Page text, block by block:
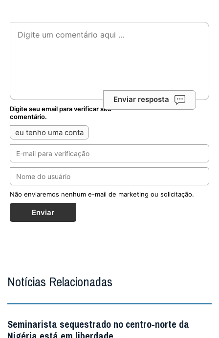
Enviar resposta
Digite seu email para verificar seu
comentário.
eu tenho uma conta
Não enviaremos nenhum e-mail de marketing ou solicitação.
Enviar
Notícias Relacionadas
Seminarista sequestrado no centro-norte da